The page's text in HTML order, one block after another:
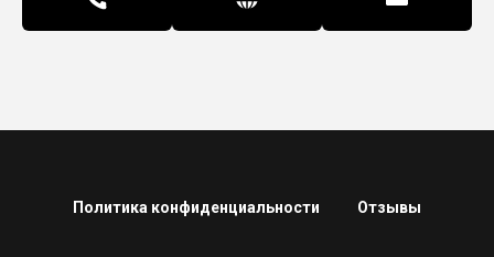
Политика конфиденциальности Отзывы